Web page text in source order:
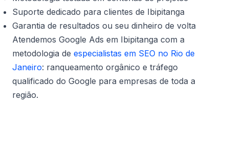
Suporte dedicado para clientes de Ibipitanga
Garantia de resultados ou seu dinheiro de volta
Atendemos Google Ads em Ibipitanga com a
metodologia de especialistas em SEO no Rio de
Janeiro: ranqueamento orgânico e tráfego
qualificado do Google para empresas de toda a
região.